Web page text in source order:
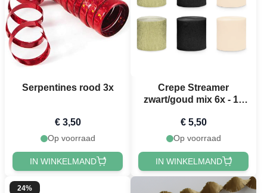
Serpentines rood 3x
€ 3,50
Op voorraad
IN WINKELMAND
Crepe Streamer
zwart/goud mix 6x - 10
€ 5,50
Op voorraad
IN WINKELMAND
24%